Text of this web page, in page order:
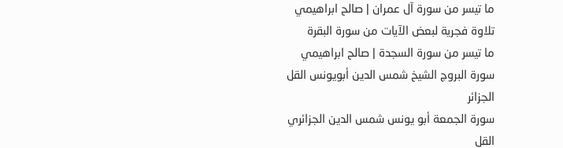
ما تيسر من سورة آل عمران | صالح ابراهيمي
تلاوة فجرية لبعض الآيات من سورة البقرة
ما تيسر من سورة السجدة | صالح ابراهيمي
سورة البروج الشيخ شمس الدين أبويونس القل
الجزائر
سورة الجمعة أبو يونس شمس الدين الجزائري
القل